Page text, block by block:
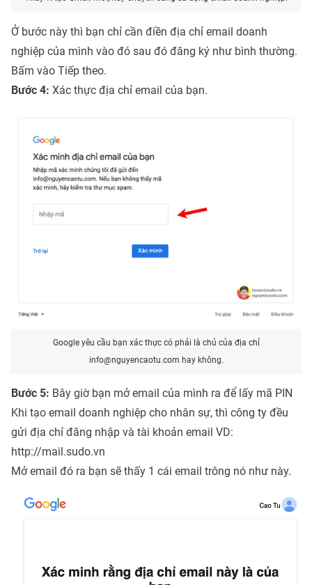
Ở bước này thì bạn chỉ cần điền địa chỉ email doanh
nghiệp của mình vào đó sau đó đăng ký như bình thường.
Bấm vào Tiếp theo.
Bước 4: Xác thực địa chỉ email của bạn.
Google yêu cầu bạn xác thực có phải là chủ của địa chỉ
info@nguyencaotu.com hay không.
Bước 5: Bây giờ bạn mở email của mình ra để lấy mã PIN
Khi tạo email doanh nghiệp cho nhân sự, thì công ty đều
gửi địa chỉ đăng nhập và tài khoản email VD:
http://mail.sudo.vn
Mở email đó ra bạn sẽ thấy 1 cái email trông nó như này.